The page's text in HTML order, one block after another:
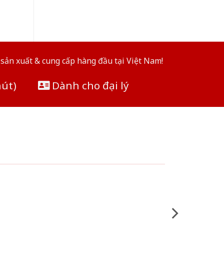
xuất & cung cấp hàng đầu tại Việt Nam!
Dành cho đại lý